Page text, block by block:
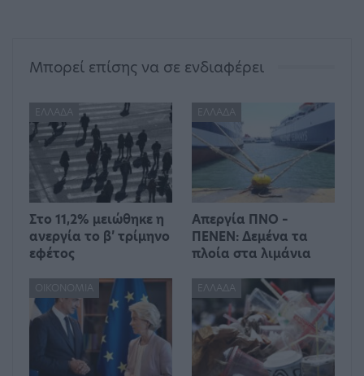
Μπορεί επίσης να σε ενδιαφέρει
ΕΛΛΆΔΑ
Στο 11,2% μειώθηκε η
ανεργία το β’ τρίμηνο
εφέτος
ΕΛΛΆΔΑ
Απεργία ΠΝΟ –
ΠΕΝΕΝ: Δεμένα τα
πλοία στα λιμάνια
ΟΙΚΟΝΟΜΊΑ ΕΛΛΆΔΑ